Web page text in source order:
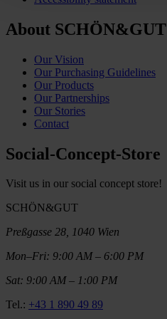
About SCHÖN&GUT
Our Vision
Our Purchasing Guidelines
Our Products
Our Partnerships
Our Stories
Contact
Social-Concept-Store
Visit us in our social concept store!
SCHÖN&GUT
Preßgasse 28, 1040 Wien
Mon–Fri: 9:00 AM – 6:00 PM
Sat: 9:00 AM – 1:00 PM
Tel.: +43 1 890 49 89